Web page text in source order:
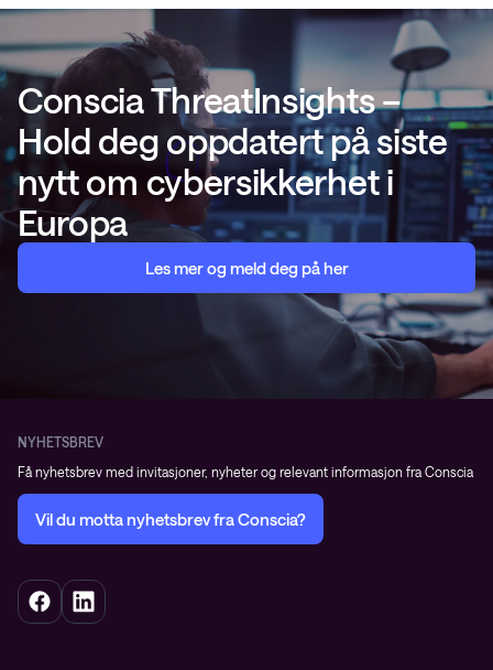
Conscia ThreatInsights –
Hold deg oppdatert på siste
nytt om cybersikkerhet i
Europa
Les mer og meld deg på her
NYHETSBREV
Få nyhetsbrev med invitasjoner, nyheter og relevant informasjon fra Conscia
Vil du motta nyhetsbrev fra Conscia?